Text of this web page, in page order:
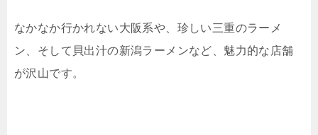
なかなか行かれない大阪系や、珍しい三重のラーメ
ン、そして貝出汁の新潟ラーメンなど、魅力的な店舗
が沢山です。